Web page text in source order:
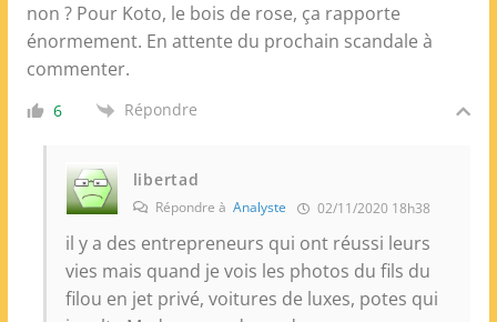
non ? Pour Koto, le bois de rose, ça rapporte
énormement. En attente du prochain scandale à
commenter.
6 Répondre
libertad
Répondre à Analyste 02/11/2020 18h38
il y a des entrepreneurs qui ont réussi leurs
vies mais quand je vois les photos du fils du
filou en jet privé, voitures de luxes, potes qui